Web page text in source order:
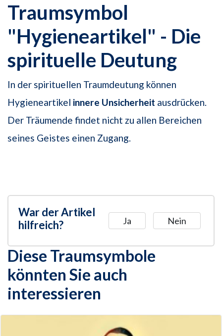
Traumsymbol
"Hygieneartikel" - Die
spirituelle Deutung
In der spirituellen Traumdeutung können
Hygieneartikel innere Unsicherheit ausdrücken.
Der Träumende findet nicht zu allen Bereichen
seines Geistes einen Zugang.
War der Artikel
hilfreich?
Ja Nein
Diese Traumsymbole
könnten Sie auch
interessieren